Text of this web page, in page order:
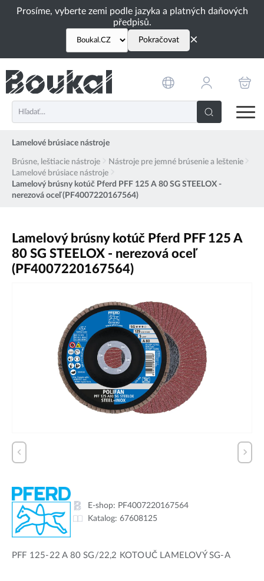
Prosíme, vyberte zemi podle jazyka a platných daňových
předpisů.
Pokračovat ×
Lamelové brúsiace nástroje
Brúsne, leštiacie nástroje
Nástroje pre jemné brúsenie a leštenie
Lamelové brúsiace nástroje
Lamelový brúsny kotúč Pferd PFF 125 A 80 SG STEELOX -
nerezová oceľ (PF4007220167564)
Lamelový brúsny kotúč Pferd PFF 125 A
80 SG STEELOX - nerezová oceľ
(PF4007220167564)
E-shop: PF4007220167564
Katalog: 67608125
PFF 125-22 A 80 SG/22,2 KOTOUČ LAMELOVÝ SG-A